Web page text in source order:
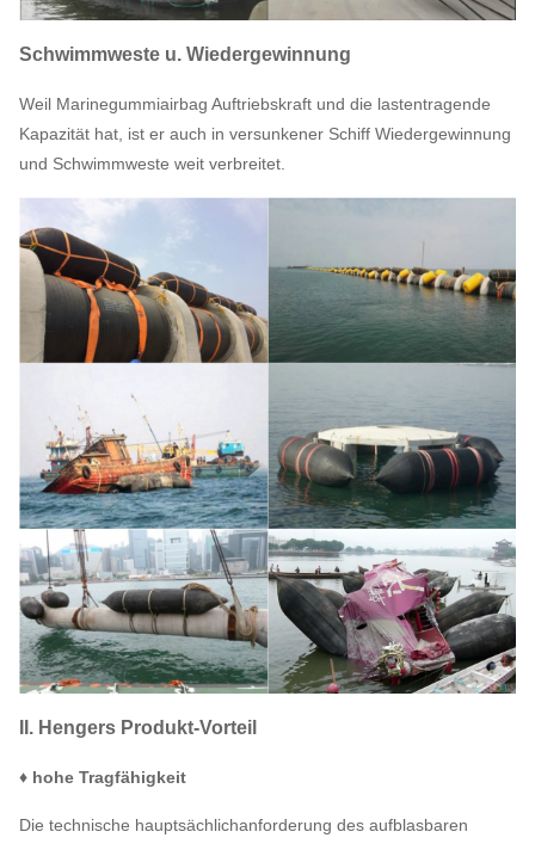
Schwimmweste u. Wiedergewinnung
Weil Marinegummiairbag Auftriebskraft und die lastentragende
Kapazität hat, ist er auch in versunkener Schiff Wiedergewinnung
und Schwimmweste weit verbreitet.
II. Hengers Produkt-Vorteil
♦ hohe Tragfähigkeit
Die technische hauptsächlichanforderung des aufblasbaren